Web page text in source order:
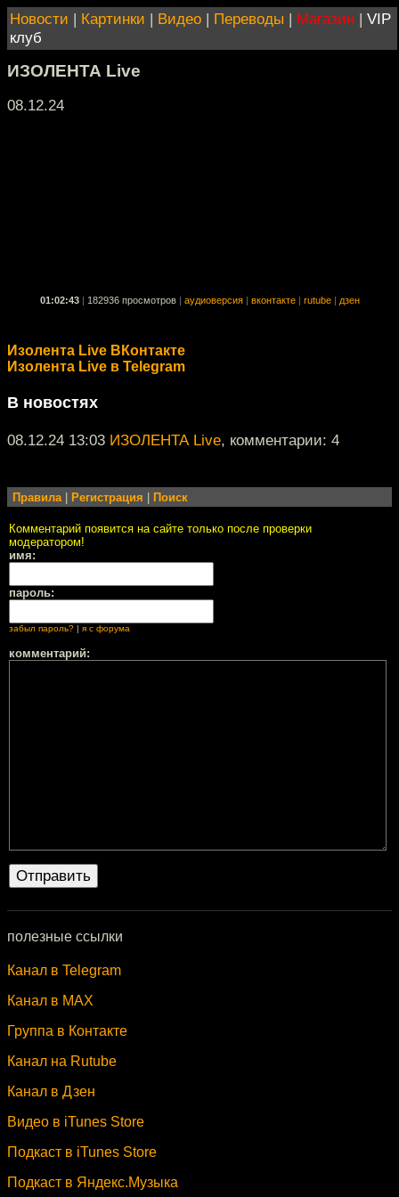
Новости | Картинки | Видео | Переводы | Магазин | VIP
клуб
ИЗОЛЕНТА Live
08.12.24
01:02:43 182936 просмотров аудиоверсия вконтакте rutube дзен
Изолента Live ВКонтакте
Изолента Live в Telegram
В новостях
08.12.24 13:03 ИЗОЛЕНТА Live, комментарии: 4
Правила| Регистрация Поиск
Комментарий появится на сайте только после проверки
модератором!
имя:
пароль:
забыл пароль? я с форума
комментарий:
полезные ссылки
Канал в Telegram
Канал в MAX
Группа в Контакте
Канал на Rutube
Канал в Дзен
Видео в iTunes Store
Подкаст в iTunes Store
Подкаст в Яндекс.Музыка